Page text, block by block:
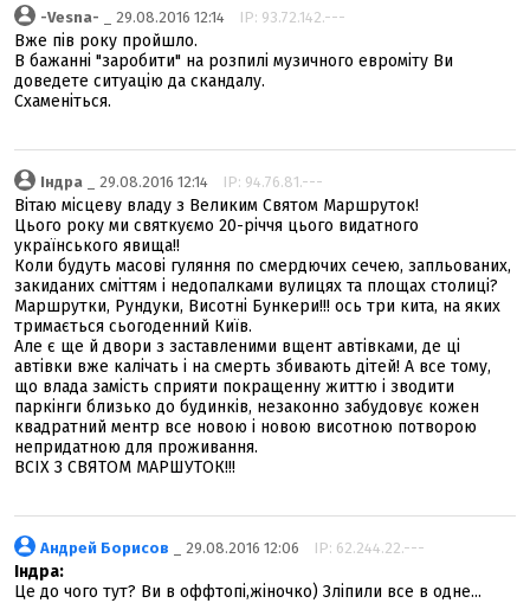
-Vesna- _ 29.08.2016 12:14 IP: 93.72.142.---
Вже пів року пройшло.
В бажанні "заробити" на розпилі музичного евроміту Ви
доведете ситуацію да скандалу.
Схаменіться.
Індра _ 29.08.2016 12:14 IP: 94.76.81.---
Вітаю місцеву владу з Великим Святом Маршруток!
Цього року ми святкуємо 20-річчя цього видатного
українського явища!!
Коли будуть масові гуляння по смердючих сечею, запльованих,
закиданих сміттям і недопалками вулицях та площах столиці?
Маршрутки, Рундуки, Висотні Бункери!!! ось три кита, на яких
тримається сьогоденний Київ.
Але є ще й двори з заставленими вщент автівками, де ці
автівки вже калічать і на смерть збивають дітей! А все тому,
що влада замість сприяти покращенну життю і зводити
паркінги близько до будинків, незаконно забудовує кожен
квадратний ментр все новою і новою висотною потворою
непридатною для проживання.
ВСІХ З СВЯТОМ МАРШУТОК!!!
Андрей Борисов _ 29.08.2016 12:06 IP: 62.244.22.---
Індра:
Це до чого тут? Ви в оффтопі,жіночко) Зліпили все в одне...